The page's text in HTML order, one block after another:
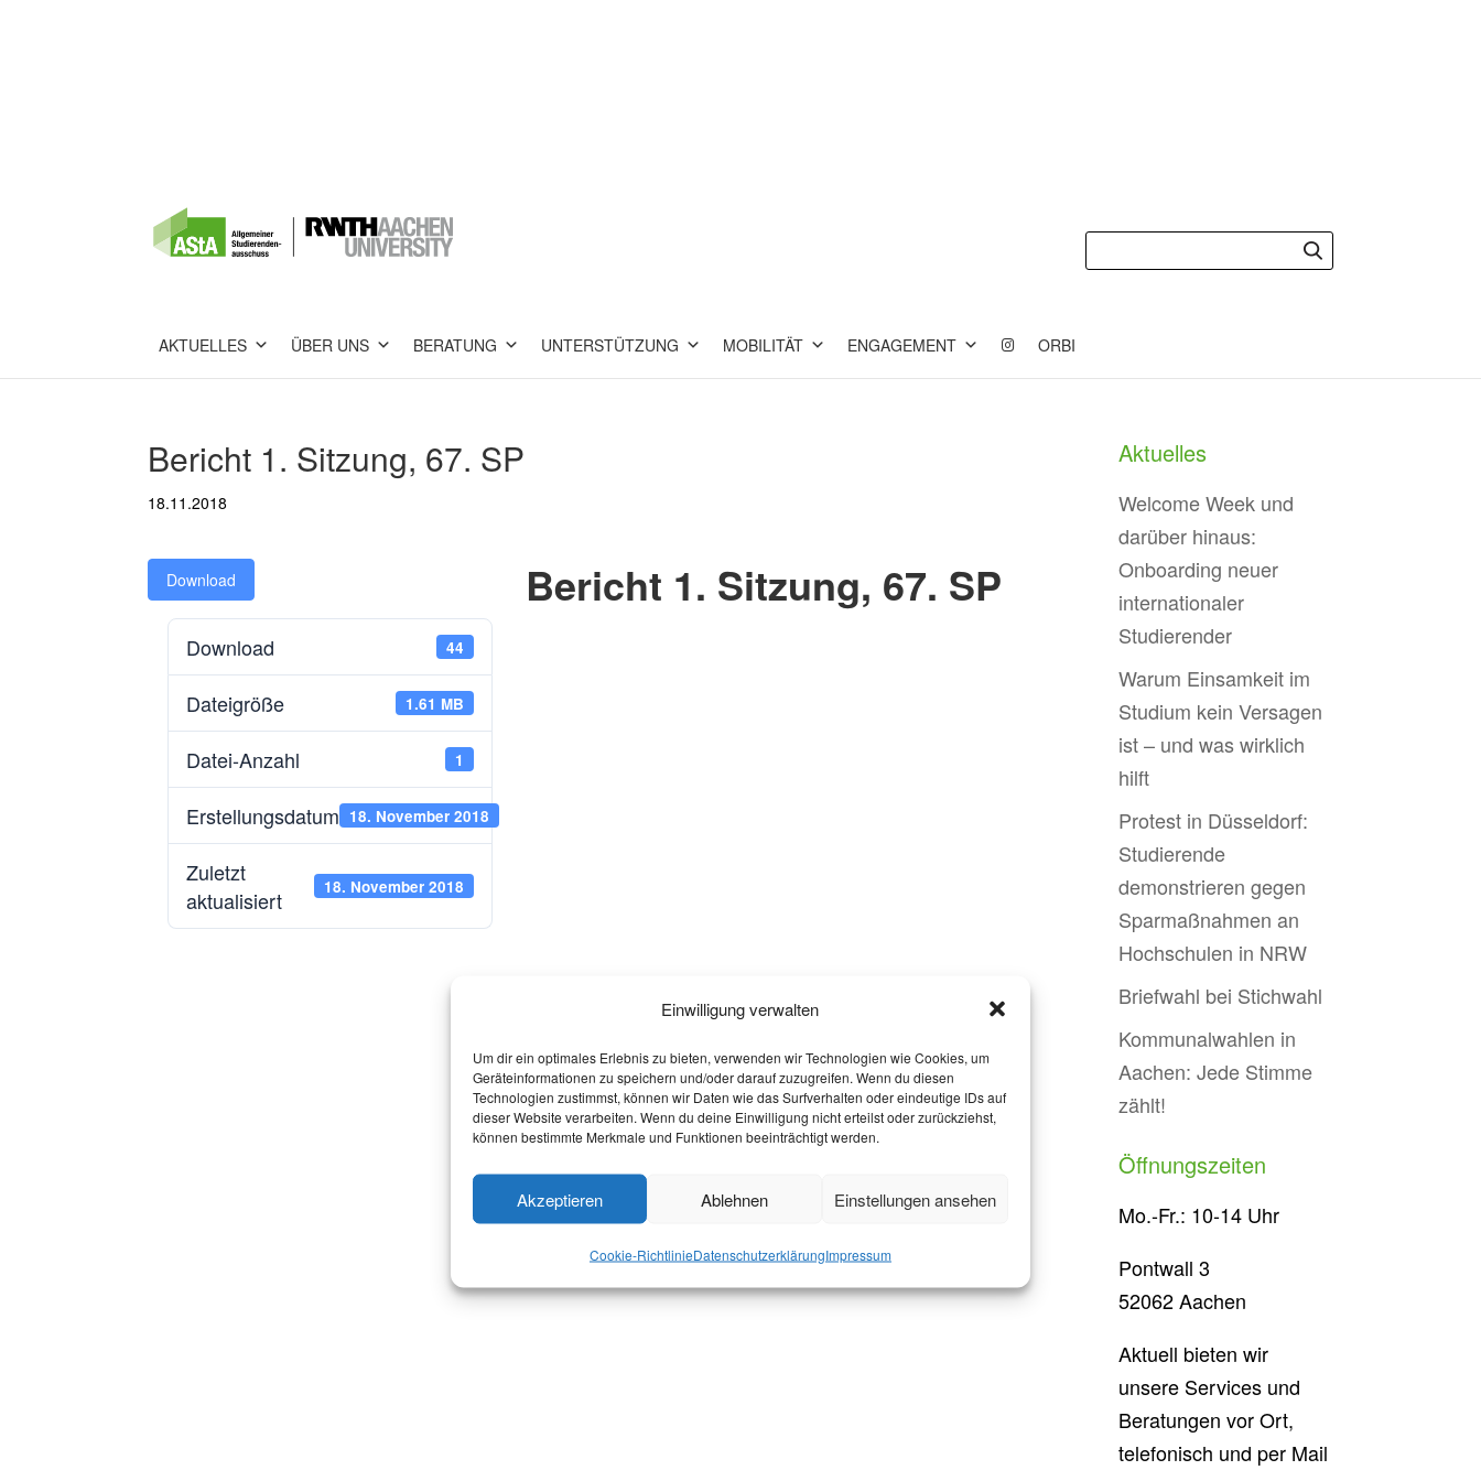
Einwilligung verwalten
Um dir ein optimales Erlebnis zu bieten, verwenden wir Technologien wie Cookies, um
Geräteinformationen zu speichern und/oder darauf zuzugreifen. Wenn du diesen
Technologien zustimmst, können wir Daten wie das Surfverhalten oder eindeutige IDs auf
dieser Website verarbeiten. Wenn du deine Einwilligung nicht erteilst oder zurückziehst,
können bestimmte Merkmale und Funktionen beeinträchtigt werden.
Akzeptieren Ablehnen Einstellungen ansehen
Cookie-RichtlinieDatenschutzerklärungImpressum
AKTUELLES ÜBER UNS BERATUNG UNTERSTÜTZUNG MOBILITÄT ENGAGEMENT ORBI
Bericht 1. Sitzung, 67. SP
18.11.2018
Download
Download 44
Dateigröße 1.61 MB
Datei-Anzahl 1
Erstellungsdatum 18. November 2018
Zuletzt
aktualisiert
18. November 2018
Bericht 1. Sitzung, 67. SP
Aktuelles
Welcome Week und
darüber hinaus:
Onboarding neuer
internationaler
Studierender
Warum Einsamkeit im
Studium kein Versagen
ist – und was wirklich
hilft
Protest in Düsseldorf:
Studierende
demonstrieren gegen
Sparmaßnahmen an
Hochschulen in NRW
Briefwahl bei Stichwahl
Kommunalwahlen in
Aachen: Jede Stimme
zählt!
Öffnungszeiten
Mo.-Fr.: 10-14 Uhr
Pontwall 3
52062 Aachen
Aktuell bieten wir
unsere Services und
Beratungen vor Ort,
telefonisch und per Mail